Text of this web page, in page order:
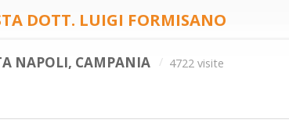
DOTT. LUIGI FORMISANO
NAPOLI, CAMPANIA 4722 visite